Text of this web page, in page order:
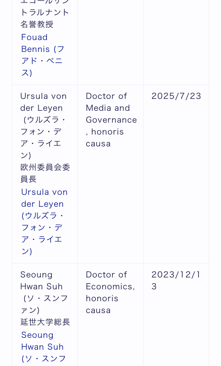
トラルナント
名誉教授
Fouad
Bennis (フ
アド・ベニ
ス)
Ursula von
der Leyen
(ウルズラ・
フォン・デ
ア・ライエ
ン)
欧州委員会委
員長
Ursula von
der Leyen
(ウルズラ・
フォン・デ
ア・ライエ
ン)
Doctor of
Media and
Governance
, honoris
causa
2025/7/23
Seoung
Hwan Suh
(ソ・スンフ
ァン)
延世大学総長
Seoung
Hwan Suh
(ソ・スンフ
Doctor of
Economics,
honoris
causa
2023/12/1
3